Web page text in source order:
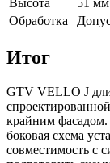
Обработка
Итог
GTV VELLO J
крайним
боковая схема
совместимость с